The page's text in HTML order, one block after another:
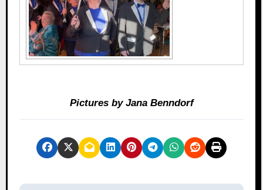
Pictures by Jana Benndorf